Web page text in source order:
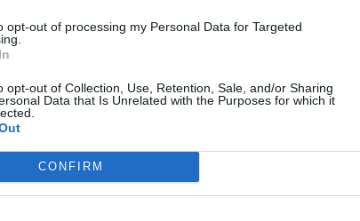
opt-out of processing my Personal Data for Targeted
opt-out of Collection, Use, Retention, Sale, and/or Sharing
Data that Is Unrelated with the Purposes for which it
CONFIRM